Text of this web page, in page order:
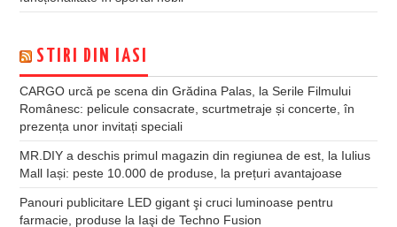
STIRI DIN IASI
CARGO urcă pe scena din Grădina Palas, la Serile Filmului
Românesc: pelicule consacrate, scurtmetraje și concerte, în
prezența unor invitați speciali
MR.DIY a deschis primul magazin din regiunea de est, la Iulius
Mall Iași: peste 10.000 de produse, la prețuri avantajoase
Panouri publicitare LED gigant şi cruci luminoase pentru
farmacie, produse la Iaşi de Techno Fusion